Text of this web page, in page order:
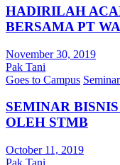
HADIRILAH
BERSAMA PT
November 30, 2019
Pak Tani
Goes to Campus
SEMINAR
OLEH STMB
October 11, 2019